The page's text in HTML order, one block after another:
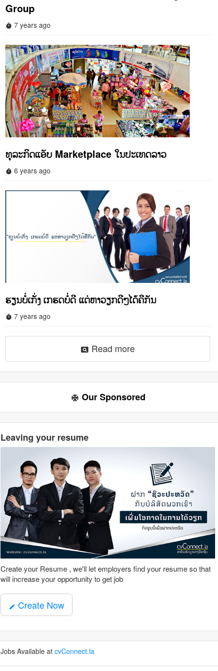
Group
timer 7 years ago
ທຸລະກິດແອັບ Marketplace ໃນປະເທດລາວ
timer 6 years ago
ຮຽນບໍ່ເກັ່ງ ເກຮດບໍ່ດີ ແຕ່ຫາວຽກດີໆໄດ້ຄືກັນ
timer 7 years ago
pageview Read more
ac_unit Our Sponsored
Leaving your resume
Create your Resume , we'll let employers find your resume so that
will increase your opportunity to get job
mode_edit Create Now
Jobs Available at cvConnect.la